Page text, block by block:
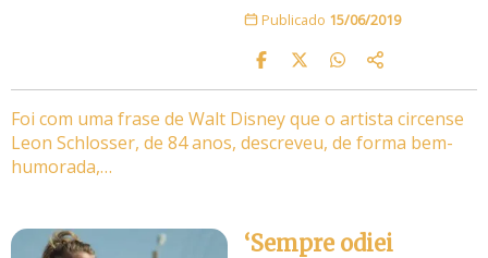
Publicado 15/06/2019
Foi com uma frase de Walt Disney que o artista circense
Leon Schlosser, de 84 anos, descreveu, de forma bem-
humorada,…
‘Sempre odiei